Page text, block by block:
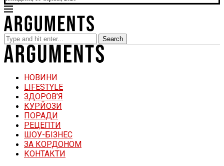
Search
НОВИНИ
LIFESTYLE
ЗДОРОВ’Я
КУРЙОЗИ
ПОРАДИ
РЕЦЕПТИ
ШОУ-БІЗНЕС
ЗА КОРДОНОМ
КОНТАКТИ